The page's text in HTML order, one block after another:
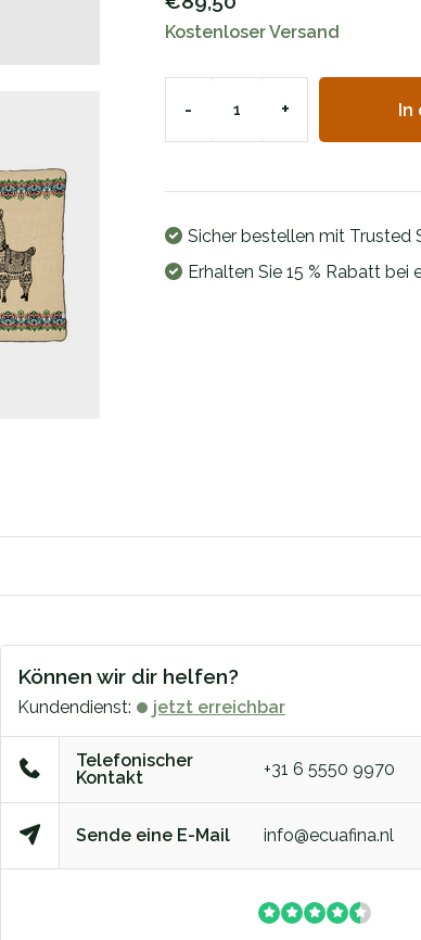
Kostenloser Versand
- + In
Sicher bestellen mit Trusted
Erhalten Sie 15 % Rabatt bei
Können wir dir helfen?
Kundendienst: jetzt erreichbar
Telefonischer
Kontakt
+31 6 5550 9970
Sende eine E-Mail info@ecuafina.nl